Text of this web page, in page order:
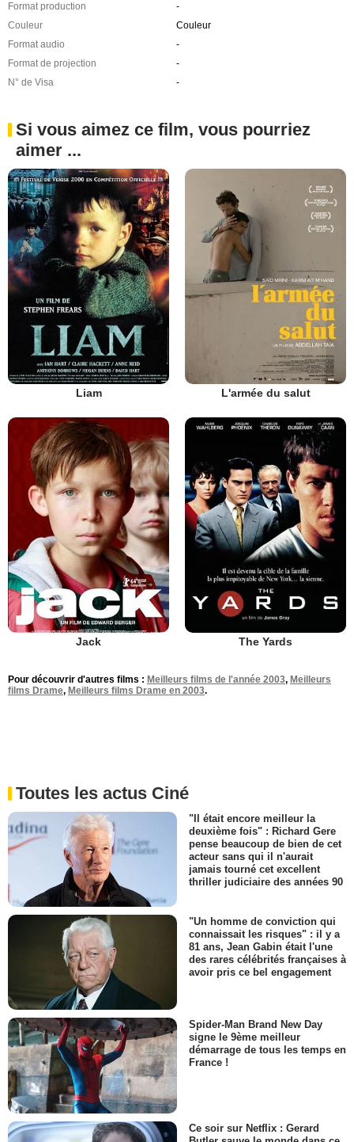
Format production
-
Couleur
Couleur
Format audio
-
Format de projection
-
N° de Visa
-
Si vous aimez ce film, vous pourriez
aimer ...
Liam L'armée du salut
Jack The Yards
Pour découvrir d'autres films : Meilleurs films de l'année 2003, Meilleurs
films Drame, Meilleurs films Drame en 2003.
Toutes les actus Ciné
"Il était encore meilleur la
deuxième fois" : Richard Gere
pense beaucoup de bien de cet
acteur sans qui il n'aurait
jamais tourné cet excellent
thriller judiciaire des années 90
"Un homme de conviction qui
connaissait les risques" : il y a
81 ans, Jean Gabin était l'une
des rares célébrités françaises à
avoir pris ce bel engagement
Spider-Man Brand New Day
signe le 9ème meilleur
démarrage de tous les temps en
France !
Ce soir sur Netflix : Gerard